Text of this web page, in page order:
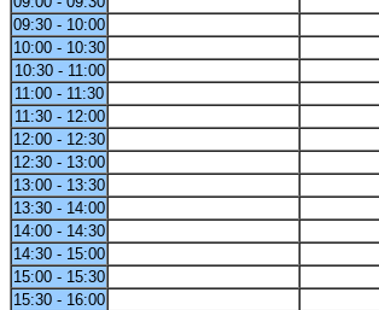
09:30 - 10:00
10:00 - 10:30
10:30 - 11:00
11:00 - 11:30
11:30 - 12:00
12:00 - 12:30
12:30 - 13:00
13:00 - 13:30
13:30 - 14:00
14:00 - 14:30
14:30 - 15:00
15:00 - 15:30
15:30 - 16:00